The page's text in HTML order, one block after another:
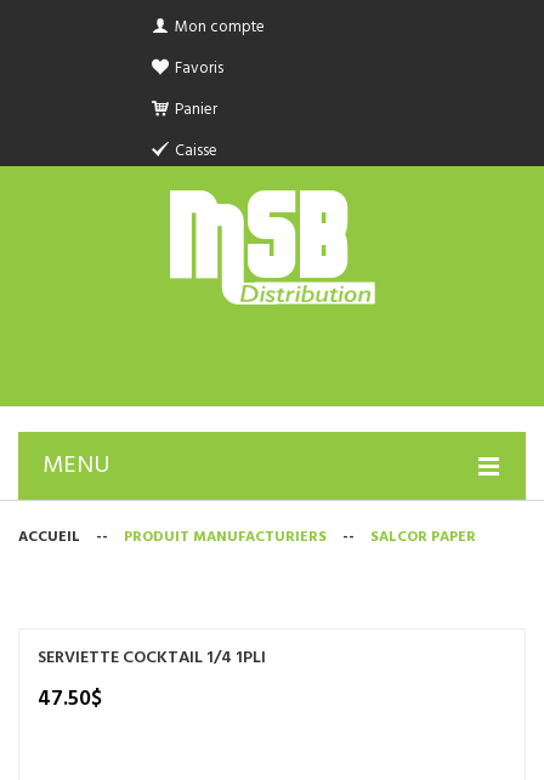
Mon compte
Favoris
Panier
Caisse
MENU
PRODUIT SANITAIRE.COM
ACCUEIL -- PRODUIT MANUFACTURIERS -- SALCOR PAPER
SERVIETTE COCKTAIL 1/4 1PLI
47.50$